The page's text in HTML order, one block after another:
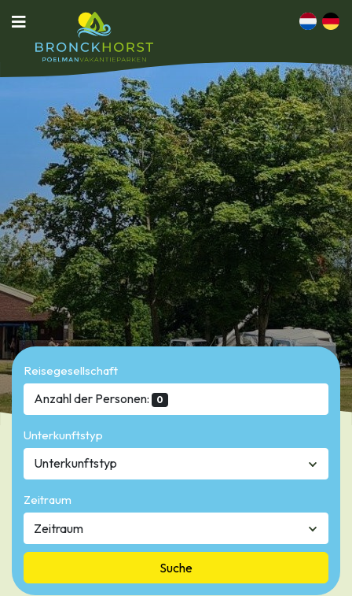
Unterkunftstyp
Unterkunftstyp
Zeitraum
Reisegesellschaft
Anzahl der Personen: 0
Suche